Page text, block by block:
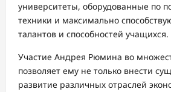
университеты, оборудованные по
техники и максимально
талантов и способностей учащихся.
Участие Андрея Рюмина во
позволяет ему не только внести
развитие различных отраслей